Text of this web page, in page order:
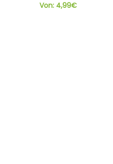
Von: 4,99€